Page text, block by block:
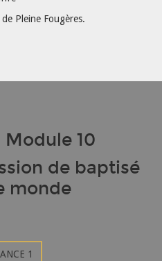
Pleine Fougères.
Module 10
de baptisé
monde
1